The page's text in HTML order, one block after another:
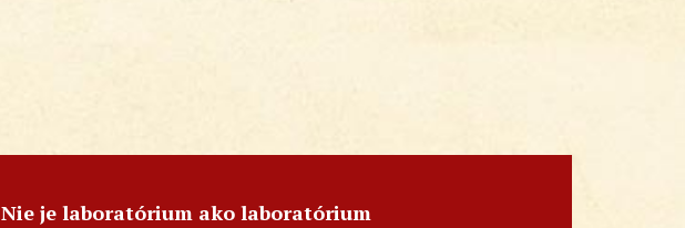
Nie je laboratórium ako laboratórium